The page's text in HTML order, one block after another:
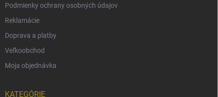
Podmienky ochrany osobných údajov
Reklamácie
Doprava a platby
Veľkoobchod
Moja objednávka
KATEGÓRIE